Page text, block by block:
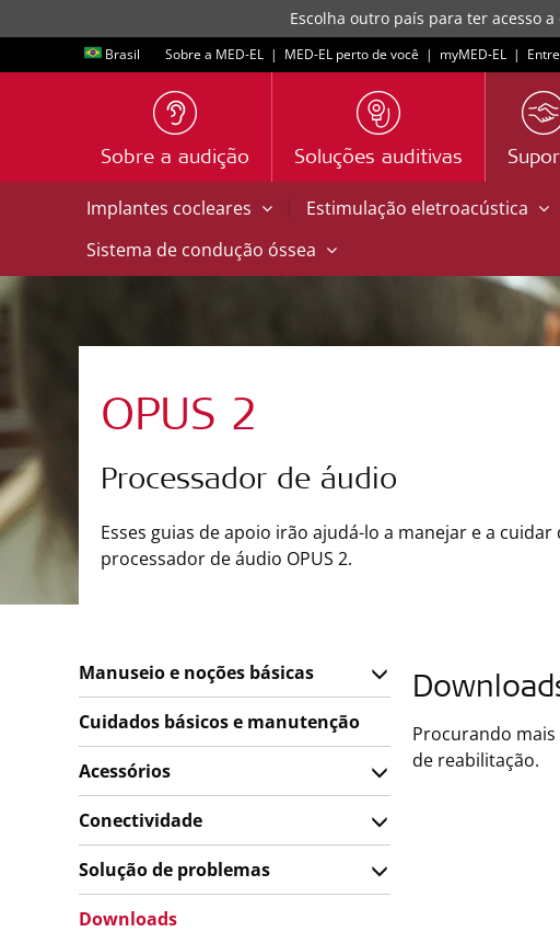
Escolha outro país para ter acesso
Brasil Sobre a MED-EL | MED-EL perto de você | myMED‑EL |
Sobre a audição Soluções auditivas
Implantes cocleares | Estimulação eletroacústica
Sistema de condução óssea
OPUS 2
Processador de áudio
Esses guias de apoio irão ajudá-lo a manejar e a cuidar
processador de áudio OPUS 2.
Manuseio e noções básicas
Cuidados básicos e manutenção
Acessórios
Conectividade
Solução de problemas
Downloads
Procurando mais
de reabilitação.